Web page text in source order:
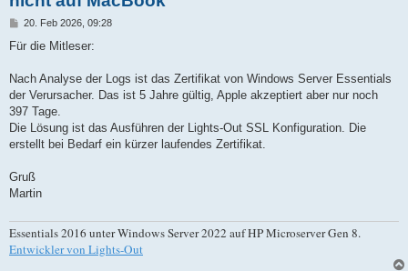
B
i
a
20. Feb 2026, 09:28
Für die Mitleser:
Nach Analyse der Logs ist das Zertifikat von Windows Server Essentials
der Verursacher. Das ist 5 Jahre gültig, Apple akzeptiert aber nur noch
397 Tage.
Die Lösung ist das Ausführen der Lights-Out SSL Konfiguration. Die
erstellt bei Bedarf ein kürzer laufendes Zertifikat.
Gruß
Martin
Essentials 2016 unter Windows Server 2022 auf HP Microserver Gen 8.
Entwickler von Lights-Out